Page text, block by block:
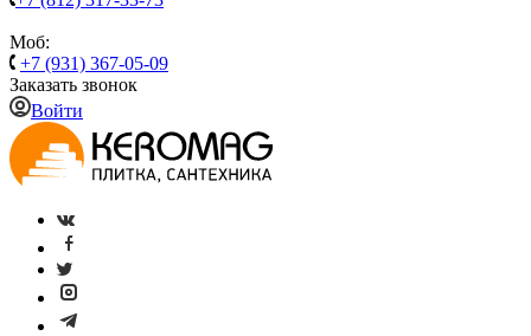
Моб:
+7 (931) 367-05-09
Заказать звонок
Войти